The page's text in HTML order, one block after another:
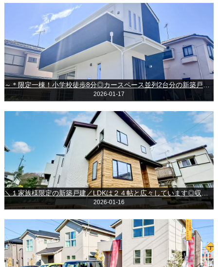
2026-01-17
＼１家族様限定の新築戸建／LDKは２４帖と広々しています◎収納充実◎～千葉市若葉区加曽利町
2026-01-16